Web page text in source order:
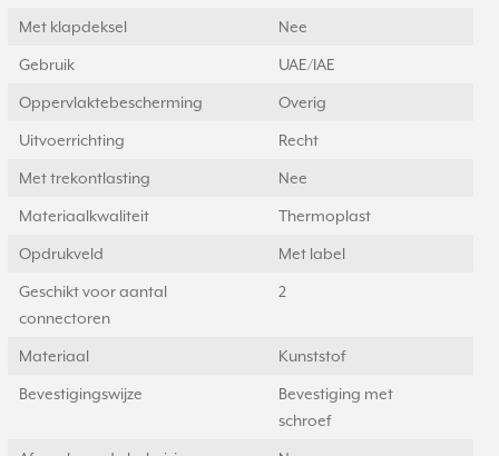
Met klapdeksel Nee
Gebruik UAE/IAE
Oppervlaktebescherming Overig
Uitvoerrichting Recht
Met trekontlasting Nee
Materiaalkwaliteit Thermoplast
Opdrukveld Met label
Geschikt voor aantal
connectoren
2
Materiaal Kunststof
Bevestigingswijze
Bevestiging met
schroef